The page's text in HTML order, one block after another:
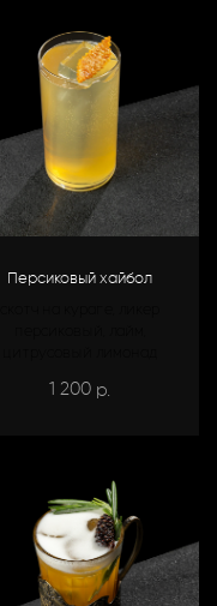
Персиковый хайбол
1 200 р.